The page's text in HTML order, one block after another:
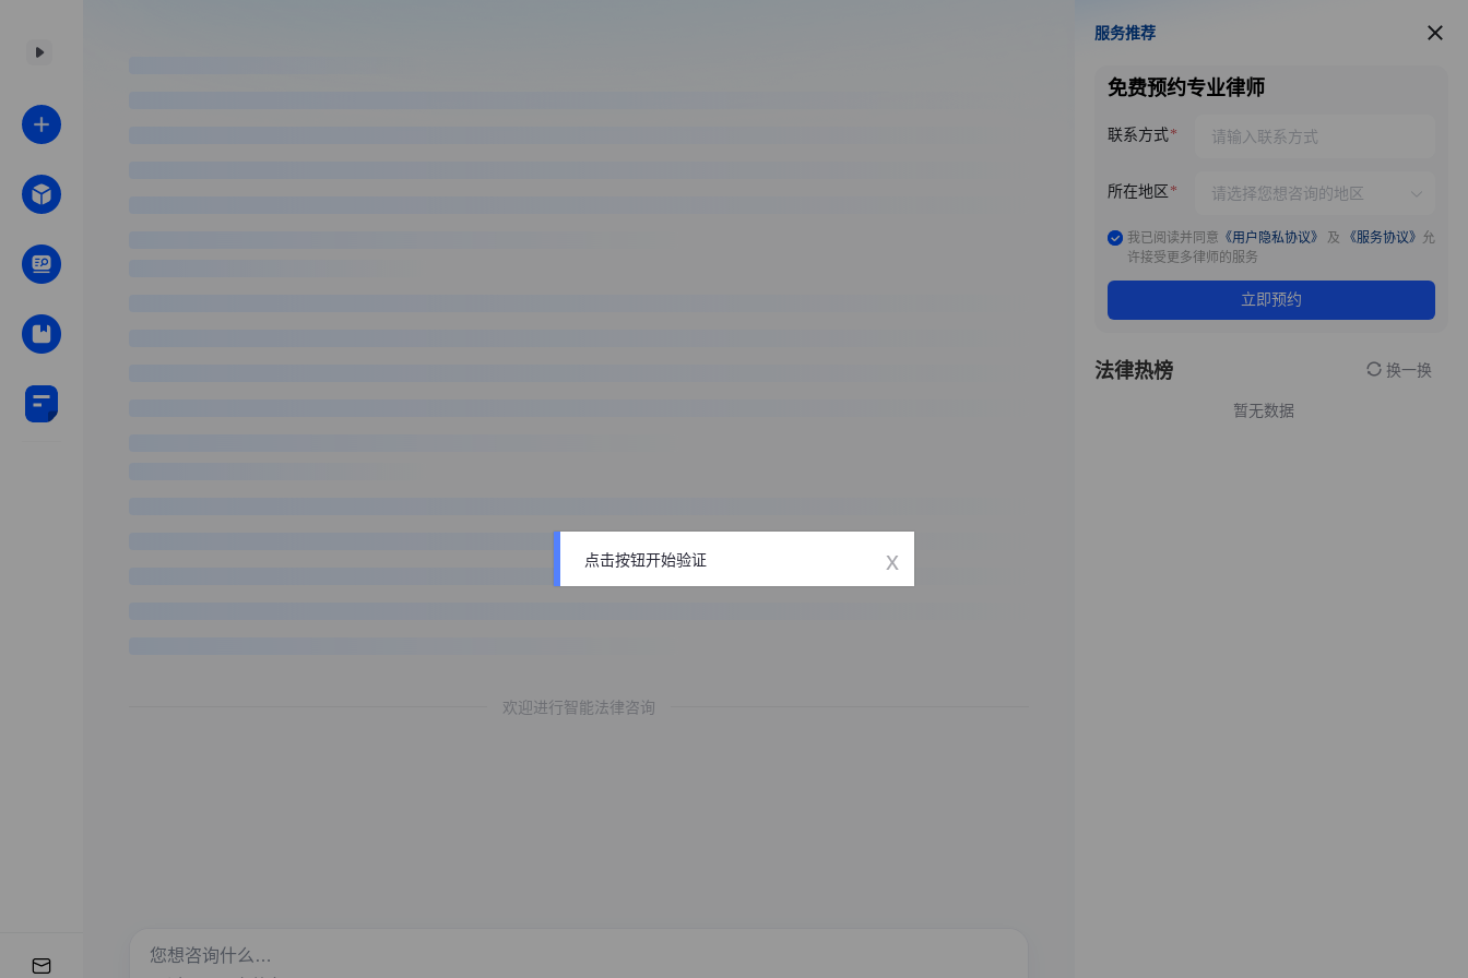
欢迎进行智能法律咨询
服务推荐
服务推荐
免费预约专业律师
联系方式
所在地区
我已阅读并同意 《用户隐私协议》 及 《服务协议》 允
许接受更多律师的服务
立即预约
法律热榜 换一换
暂无数据
点击按钮开始验证 x